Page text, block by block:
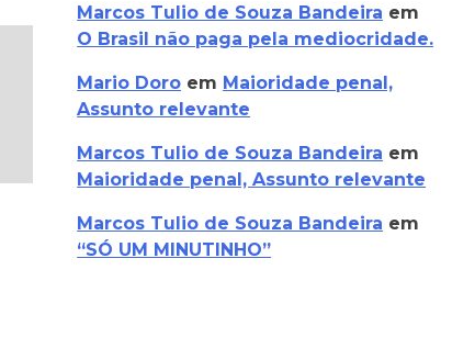
Marcos Tulio de Souza Bandeira em
O Brasil não paga pela mediocridade.
Mario Doro em Maioridade penal,
Assunto relevante
Marcos Tulio de Souza Bandeira em
Maioridade penal, Assunto relevante
Marcos Tulio de Souza Bandeira em
“SÓ UM MINUTINHO”